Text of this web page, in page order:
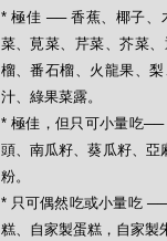
* 極佳 ── 香蕉、椰子、
菜、莧菜、芹菜、芥菜
榴、番石榴、火龍果、
汁、綠果菜露。
* 極佳，但只可小量吃
頭、南瓜籽、葵瓜籽、
粉。
* 只可偶然吃或小量吃
糕、自家製蛋糕，自家製